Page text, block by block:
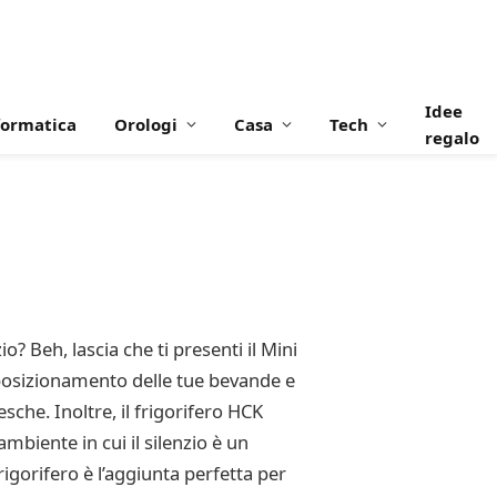
Orologi Casa Tech
Idee
regalo
Beh, lascia che ti presenti il Mini
delle tue bevande e
Inoltre, il frigorifero HCK
in cui il silenzio è un
è l’aggiunta perfetta per